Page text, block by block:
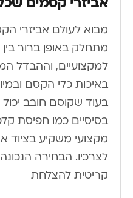
מבוא לעולם אביזרי
מתחלק באופן ברור
למקצועיים, וההבדל
באיכות כלי הקסם
בעוד שקוסם חובב
בסיסיים כמו חפיסת
מקצועי משקיע בציוד
לצרכיו. הבחירה
קריטית להצלחת